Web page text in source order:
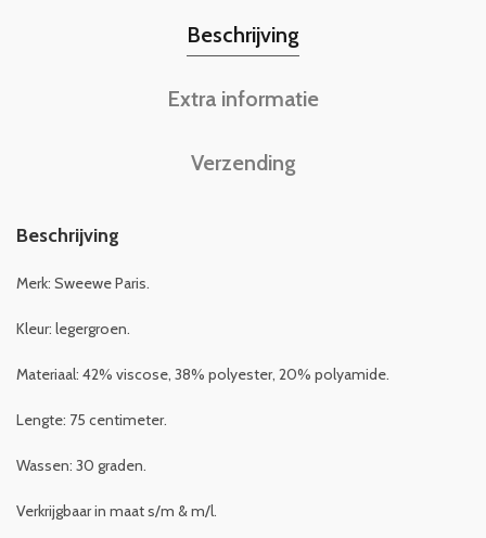
Beschrijving
Extra informatie
Verzending
Beschrijving
Merk: Sweewe Paris.
Kleur: legergroen.
Materiaal: 42% viscose, 38% polyester, 20% polyamide.
Lengte: 75 centimeter.
Wassen: 30 graden.
Verkrijgbaar in maat s/m & m/l.